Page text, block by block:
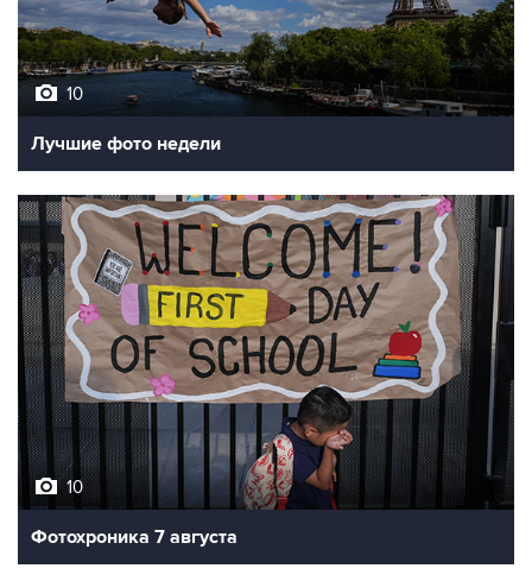
10
Лучшие фото недели
10
Фотохроника 7 августа